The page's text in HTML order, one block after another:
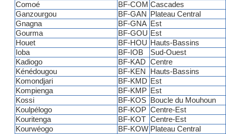
Comoé
BF-COM Cascades
Ganzourgou
BF-GAN
Plateau Central
Gnagna
BF-GNA Est
Gourma
BF-GOU Est
Houet
BF-HOU Hauts-Bassins
Ioba
BF-IOB
Sud-Ouest
Kadiogo
BF-KAD
Centre
Kénédougou
BF-KEN
Hauts-Bassins
Komondjari
BF-KMD Est
Kompienga
BF-KMP Est
Kossi
BF-KOS
Boucle du Mouhoun
Koulpélogo
BF-KOP Centre-Est
Kouritenga
BF-KOT Centre-Est
Kourwéogo
BF-KOW Plateau Central